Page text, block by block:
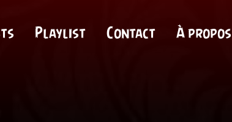
Playlist Contact À propos